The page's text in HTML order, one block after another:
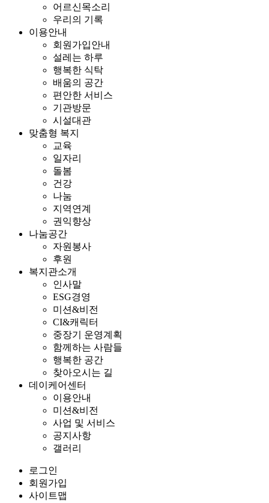
어르신목소리
우리의 기록
이용안내
회원가입안내
설레는 하루
행복한 식탁
배움의 공간
편안한 서비스
기관방문
시설대관
맞춤형 복지
교육
일자리
돌봄
건강
나눔
지역연계
권익향상
나눔공간
자원봉사
후원
복지관소개
인사말
ESG경영
미션&비전
CI&캐릭터
중장기 운영계획
함께하는 사람들
행복한 공간
찾아오시는 길
데이케어센터
이용안내
미션&비전
사업 및 서비스
공지사항
갤러리
로그인
회원가입
사이트맵